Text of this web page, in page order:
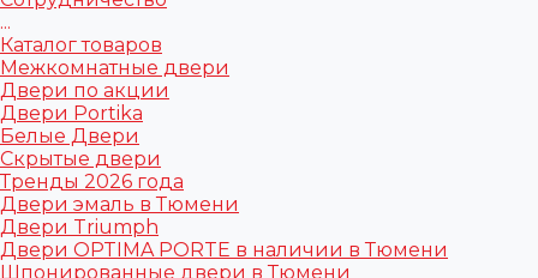
...
Каталог товаров
Межкомнатные двери
Двери по акции
Двери Portika
Белые Двери
Скрытые двери
Тренды 2026 года
Двери эмаль в Тюмени
Двери Triumph
Двери OPTIMA PORTE в наличии в Тюмени
Шпонированные двери в Тюмени